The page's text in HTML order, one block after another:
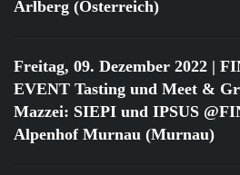
Arlberg (Österreich)
Freitag, 09. Dezember 2022 |
EVENT Tasting und Meet &
Mazzei: SIEPI und IPSUS
Alpenhof Murnau (Murnau)